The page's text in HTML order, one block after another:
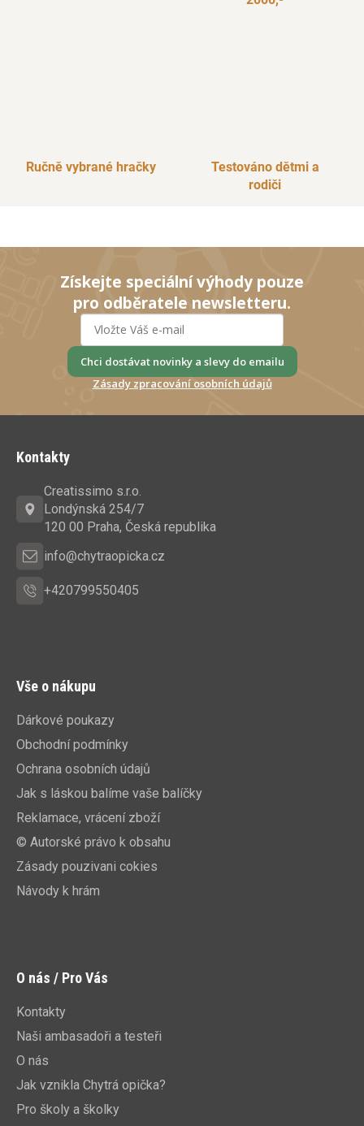
Ručně vybrané hračky
Testováno dětmi a
rodiči
Získejte speciální výhody pouze
pro odběratele newsletteru.
Chci dostávat novinky a slevy do emailu
Zásady zpracování osobních údajů
Kontakty
Creatissimo s.r.o.
Londýnská 254/7
120 00 Praha, Česká republika
info@chytraopicka.cz
+420799550405
Vše o nákupu
Dárkové poukazy
Obchodní podmínky
Ochrana osobních údajů
Jak s láskou balíme vaše balíčky
Reklamace, vrácení zboží
© Autorské právo k obsahu
Zásady pouzivani cokies
Návody k hrám
O nás / Pro Vás
Kontakty
Naši ambasadoři a testeři
O nás
Jak vznikla Chytrá opička?
Pro školy a školky